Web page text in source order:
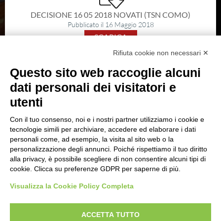
SEZIONI TSN
Ricerca Sezioni
IL TIRO A SEGNO
Carabina
DISCIPLINE ISSF
Convocazioni atleti
Attività Sportiva
DECISIONE 16 05 2018 NOVATI (TSN COMO)
Pubblicato il 16 Maggio 2018
SCARICA
DECISIONE 28 03 2018 VEROUX,GRESTA, GISSARA
Pubblicato il 28 Marzo 2018
SCARICA
Rifiuta cookie non necessari ✕
Questo sito web raccoglie alcuni
dati personali dei visitatori e
utenti
Con il tuo consenso, noi e i nostri partner utilizziamo i cookie e
tecnologie simili per archiviare, accedere ed elaborare i dati
personali come, ad esempio, la visita al sito web o la
personalizzazione degli annunci. Poiché rispettiamo il tuo diritto
alla privacy, è possibile scegliere di non consentire alcuni tipi di
cookie. Clicca su preferenze GDPR per saperne di più.
Visualizza la Cookie Policy Completa
ACCETTA TUTTO